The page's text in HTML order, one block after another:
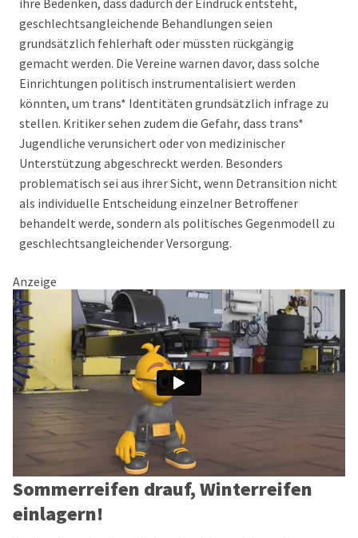
ihre Bedenken, dass dadurch der Eindruck entsteht,
geschlechtsangleichende Behandlungen seien
grundsätzlich fehlerhaft oder müssten rückgängig
gemacht werden. Die Vereine warnen davor, dass solche
Einrichtungen politisch instrumentalisiert werden
könnten, um trans* Identitäten grundsätzlich infrage zu
stellen. Kritiker sehen zudem die Gefahr, dass trans*
Jugendliche verunsichert oder von medizinischer
Unterstützung abgeschreckt werden. Besonders
problematisch sei aus ihrer Sicht, wenn Detransition nicht
als individuelle Entscheidung einzelner Betroffener
behandelt werde, sondern als politisches Gegenmodell zu
geschlechtsangleichender Versorgung.
Anzeige
Sommerreifen drauf, Winterreifen
einlagern!